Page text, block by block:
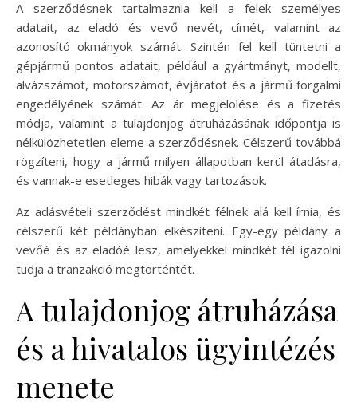
A szerződésnek tartalmaznia kell a felek személyes
adatait, az eladó és vevő nevét, címét, valamint az
azonosító okmányok számát. Szintén fel kell tüntetni a
gépjármű pontos adatait, például a gyártmányt, modellt,
alvázszámot, motorszámot, évjáratot és a jármű forgalmi
engedélyének számát. Az ár megjelölése és a fizetés
módja, valamint a tulajdonjog átruházásának időpontja is
nélkülözhetetlen eleme a szerződésnek. Célszerű továbbá
rögzíteni, hogy a jármű milyen állapotban kerül átadásra,
és vannak-e esetleges hibák vagy tartozások.
Az adásvételi szerződést mindkét félnek alá kell írnia, és
célszerű két példányban elkészíteni. Egy-egy példány a
vevőé és az eladóé lesz, amelyekkel mindkét fél igazolni
tudja a tranzakció megtörténtét.
A tulajdonjog átruházása
és a hivatalos ügyintézés
menete